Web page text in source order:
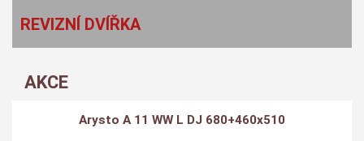
REVIZNÍ DVÍŘKA
AKCE
Arysto A 11 WW L DJ 680+460x510